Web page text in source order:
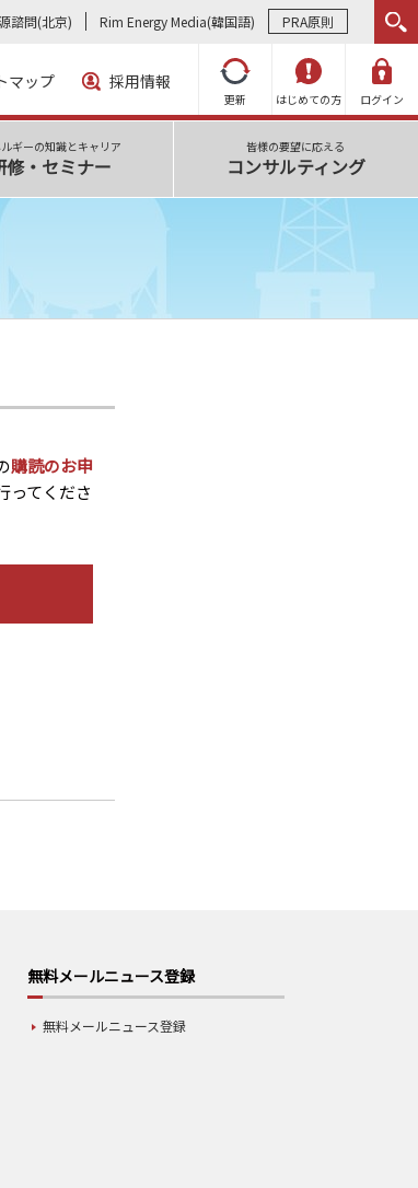
諮問(北京) Rim Energy Media(韓国語) PRA原則
更新 はじめての方 ログイン
マップ 採用情報
ギーの知識とキャリア
修・セミナー
皆様の要望に応える
コンサルティング
購読のお申
ってくださ
無料メールニュース登録
無料メールニュース登録